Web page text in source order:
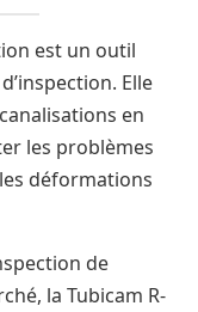
est un outil
Elle
en
les problèmes
déformations
de
la Tubicam R-